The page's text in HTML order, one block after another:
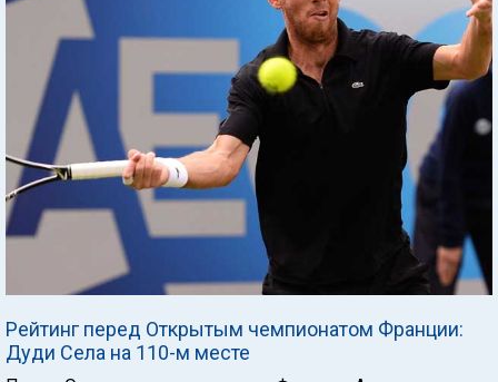
Рейтинг перед Открытым чемпионатом Франции:
Дуди Села на 110-м месте